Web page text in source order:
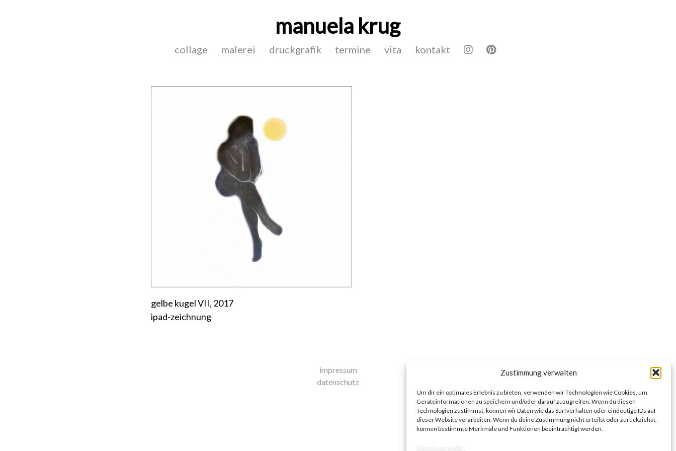
Zustimmung verwalten
Um dir ein optimales Erlebnis zu bieten, verwenden wir Technologien wie Cookies, um
Geräteinformationen zu speichern und/oder darauf zuzugreifen. Wenn du diesen
Technologien zustimmst, können wir Daten wie das Surfverhalten oder eindeutige IDs auf
dieser Website verarbeiten. Wenn du deine Zustimmung nicht erteilst oder zurückziehst,
können bestimmte Merkmale und Funktionen beeinträchtigt werden.
Dienste verwalten
manuela krug
collage malerei druckgrafik termine vita kontakt
gelbe kugel VII, 2017
ipad-zeichnung
impressum
datenschutz